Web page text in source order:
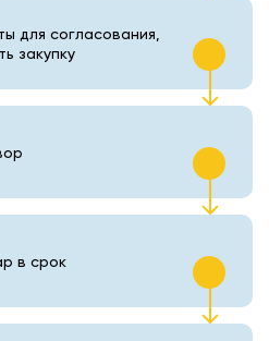
для согласования,
закупку
в срок